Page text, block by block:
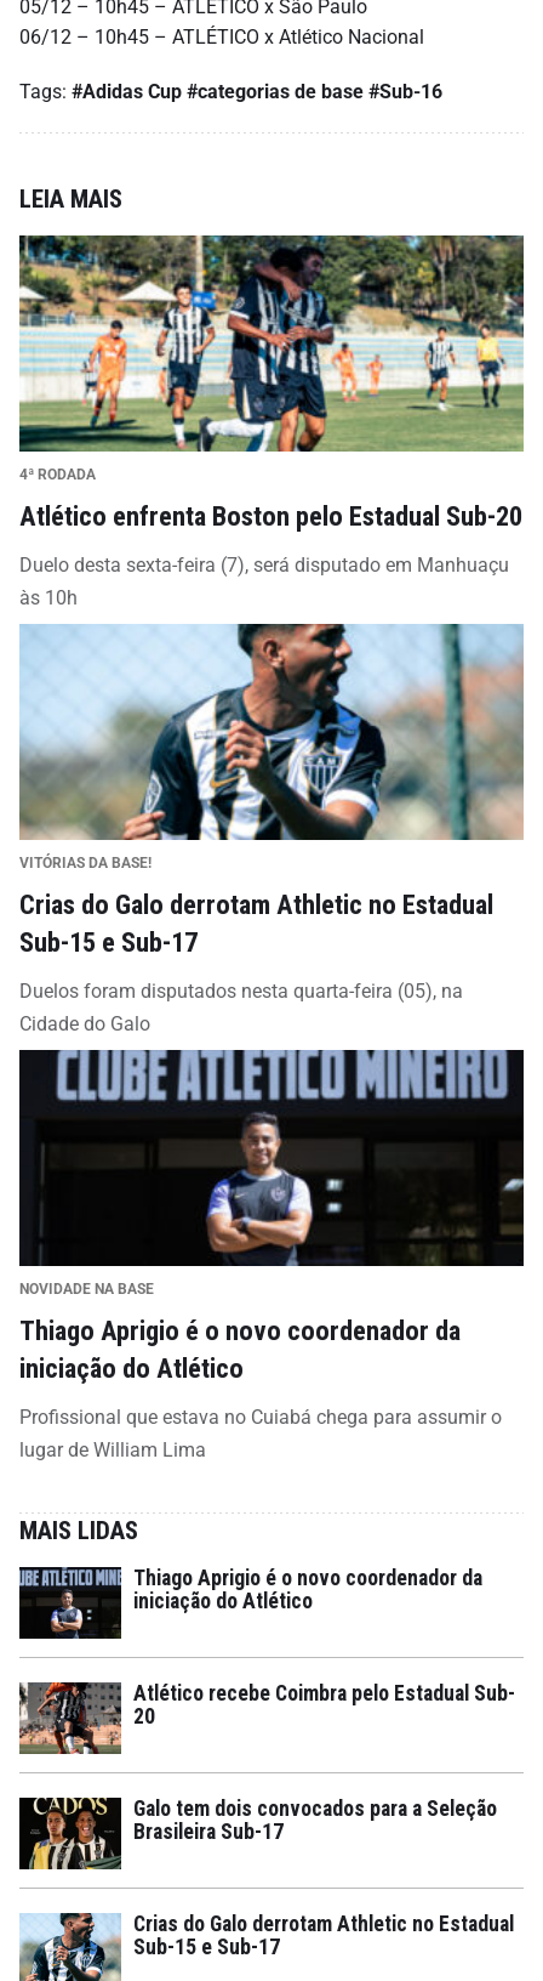
05/12 – 10h45 – ATLÉTICO x São Paulo
06/12 – 10h45 – ATLÉTICO x Atlético Nacional
Tags: #Adidas Cup #categorias de base #Sub-16
LEIA MAIS
4ª RODADA
Atlético enfrenta Boston pelo Estadual Sub-20
Duelo desta sexta-feira (7), será disputado em Manhuaçu
às 10h
VITÓRIAS DA BASE!
Crias do Galo derrotam Athletic no Estadual
Sub-15 e Sub-17
Duelos foram disputados nesta quarta-feira (05), na
Cidade do Galo
NOVIDADE NA BASE
Thiago Aprigio é o novo coordenador da
iniciação do Atlético
Profissional que estava no Cuiabá chega para assumir o
lugar de William Lima
MAIS LIDAS
Thiago Aprigio é o novo coordenador da
iniciação do Atlético
Atlético recebe Coimbra pelo Estadual Sub-
20
Galo tem dois convocados para a Seleção
Brasileira Sub-17
Crias do Galo derrotam Athletic no Estadual
Sub-15 e Sub-17